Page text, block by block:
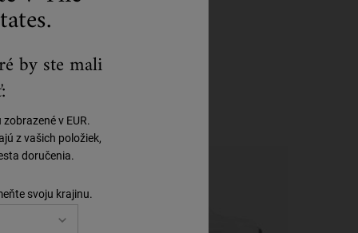
by ste mali
v EUR.
z vašich položiek,
doručenia.
svoju krajinu.